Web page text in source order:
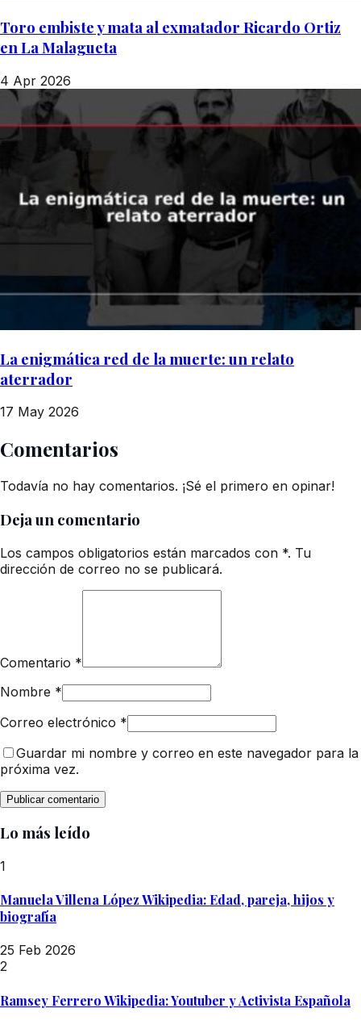
Toro embiste y mata al exmatador Ricardo Ortiz
en La Malagueta
4 Apr 2026
La enigmática red de la muerte: un relato
aterrador
17 May 2026
Comentarios
Todavía no hay comentarios. ¡Sé el primero en opinar!
Deja un comentario
Los campos obligatorios están marcados con *. Tu
dirección de correo no se publicará.
Comentario *
Nombre *
Correo electrónico *
Guardar mi nombre y correo en este navegador para la
próxima vez.
Lo más leído
1
Manuela Villena López Wikipedia: Edad, pareja, hijos y
biografía
25 Feb 2026
2
Ramsey Ferrero Wikipedia: Youtuber y Activista Española